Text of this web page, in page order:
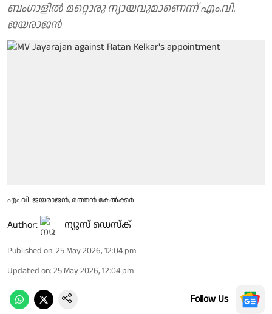
ബംഗാളിൽ മറ്റൊരു ന്യായവുമാണെന്ന് എം.വി.
ജയരാജൻ
എം.വി. ജയരാജൻ, രത്തൻ കേൽക്കർ
Author: ന്യൂസ് ഡെസ്ക്
Published on: 25 May 2026, 12:04 pm
Updated on: 25 May 2026, 12:04 pm
Follow Us